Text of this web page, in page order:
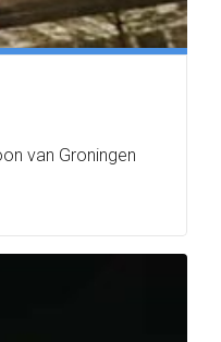
van Groningen